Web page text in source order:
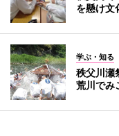
を懸け文
学ぶ・知る
秩父川瀬
荒川でみ